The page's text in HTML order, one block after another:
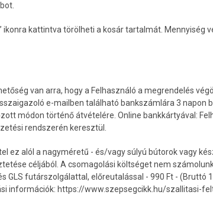
kattintva törölheti a kosár tartalmát. Mennyiség
van arra, hogy a Felhasználó a megrendelés
e-mailben található bankszámlára 3 napon
módon történő átvételére. Online bankkártyával:
rendszerén keresztül.
ez alól a nagyméretű - és/vagy súlyú bútorok vagy
céljából. A csomagolási költséget nem
futárszolgálattal, előreutalással - 990 Ft - (Bruttó
információk: https://www.szepsegcikk.hu/szallitasi-